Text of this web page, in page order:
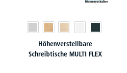
Höhenverstellbare
Schreibtische MULTI FLEX